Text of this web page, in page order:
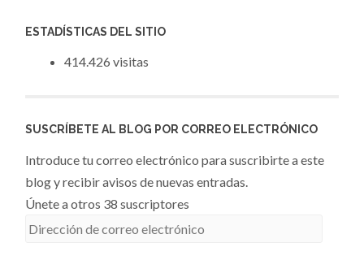
ESTADÍSTICAS DEL SITIO
414.426 visitas
SUSCRÍBETE AL BLOG POR CORREO ELECTRÓNICO
Introduce tu correo electrónico para suscribirte a este
blog y recibir avisos de nuevas entradas.
Únete a otros 38 suscriptores
Dirección